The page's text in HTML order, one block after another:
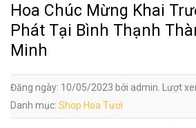
Hoa Chúc Mừng Khai
Phát Tại Bình Thạnh
Minh
Đăng ngày: 10/05/2023 bởi admin. Lượt
Danh mục: Shop Hoa Tươi